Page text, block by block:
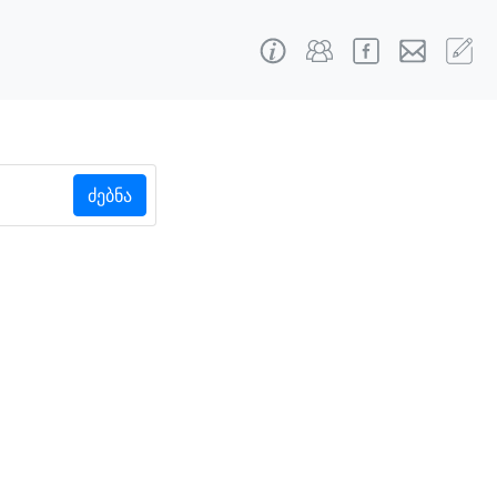
ძებნა